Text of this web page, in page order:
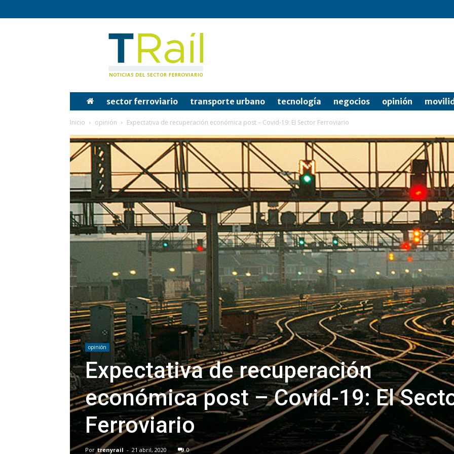
Tren
sector ferroviario transporte urbano tecnología negocios opinión
Inicio opinión Expectativa de recuperación económica post – Covid-19: El Sector Ferroviario
opinión
Expectativa de recuperación
económica post – Covid-19: El
Ferroviario
Por trenyrail - 21 abril, 2020 0